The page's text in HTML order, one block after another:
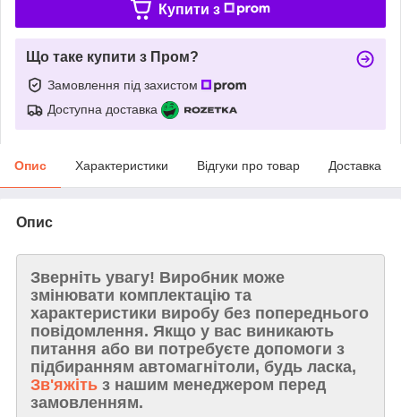
Купити з
Що таке купити з Пром?
Замовлення під захистом
Доступна доставка
Опис Характеристики Відгуки про товар Доставка
Опис
Зверніть увагу! Виробник може
змінювати комплектацію та
характеристики виробу без попереднього
повідомлення. Якщо у вас виникають
питання або ви потребуєте допомоги з
підбиранням автомагнітоли, будь ласка,
Зв'яжіть з нашим менеджером перед
замовленням.